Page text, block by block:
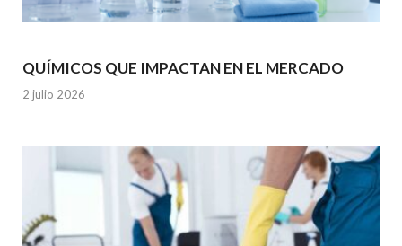
QUÍMICOS QUE IMPACTAN EN EL MERCADO
2 julio 2026